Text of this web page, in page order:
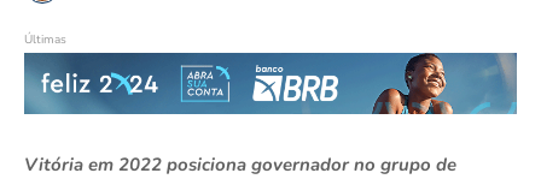
Últimas
Vitória em 2022 posiciona governador no grupo de